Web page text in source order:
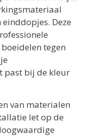
Deze
tegen
past bij de kleur
van materialen
let op de